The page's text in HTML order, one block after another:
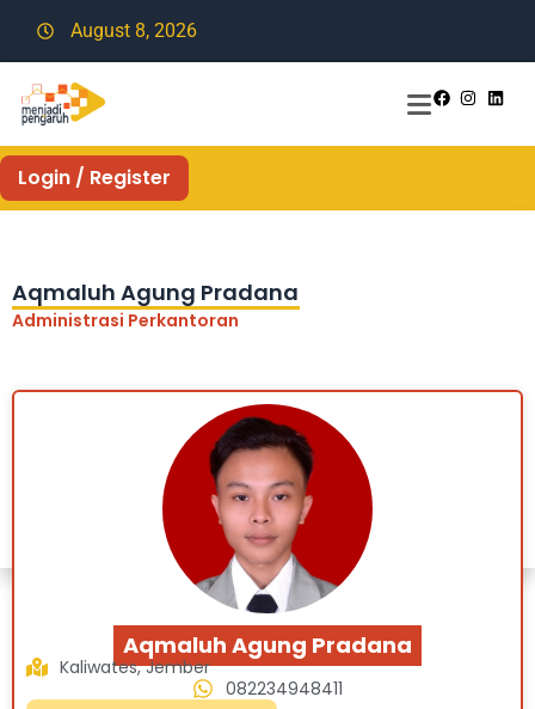
August 8, 2026
Login / Register
Aqmaluh Agung Pradana
Administrasi Perkantoran
Aqmaluh Agung Pradana
082234948411
Kaliwates, Jember